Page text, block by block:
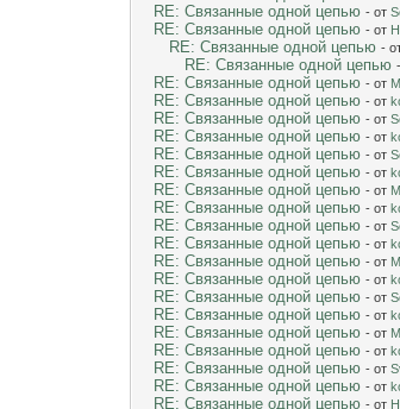
RE: Связанные одной цепью - от
RE: Связанные одной цепью - от
RE: Связанные одной цепью -
RE: Связанные одной цепью
RE: Связанные одной цепью - от
RE: Связанные одной цепью - от
RE: Связанные одной цепью - от
RE: Связанные одной цепью - от
RE: Связанные одной цепью - от
RE: Связанные одной цепью - от
RE: Связанные одной цепью - от
RE: Связанные одной цепью - от
RE: Связанные одной цепью - от
RE: Связанные одной цепью - от
RE: Связанные одной цепью - от
RE: Связанные одной цепью - от
RE: Связанные одной цепью - от
RE: Связанные одной цепью - от
RE: Связанные одной цепью - от
RE: Связанные одной цепью - от
RE: Связанные одной цепью - от
RE: Связанные одной цепью - от
RE: Связанные одной цепью - от